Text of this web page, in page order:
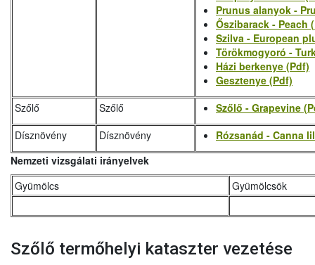
Prunus alanyok -
Őszibarack - Peach
Szilva - European
Törökmogyoró -
Házi berkenye (Pdf)
Gesztenye (Pdf)
Szőlő
Szőlő
Szőlő - Grapevine
Dísznövény
Dísznövény
Rózsanád - Canna
Nemzeti vizsgálati irányelvek
Gyümölcs
Gyümölcsök
Szőlő termőhelyi kataszter vezetése